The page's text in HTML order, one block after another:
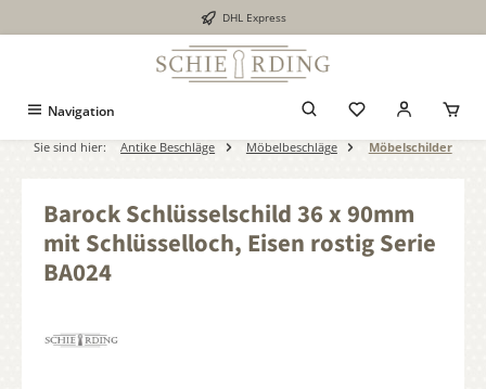
DHL Express
Navigation
Sie sind hier: Antike Beschläge Möbelbeschläge Möbelschilder
Barock Schlüsselschild 36 x 90mm
mit Schlüsselloch, Eisen rostig Serie
BA024